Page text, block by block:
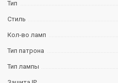
Тип
Стиль
Кол-во ламп
Тип патрона
Тип лампы